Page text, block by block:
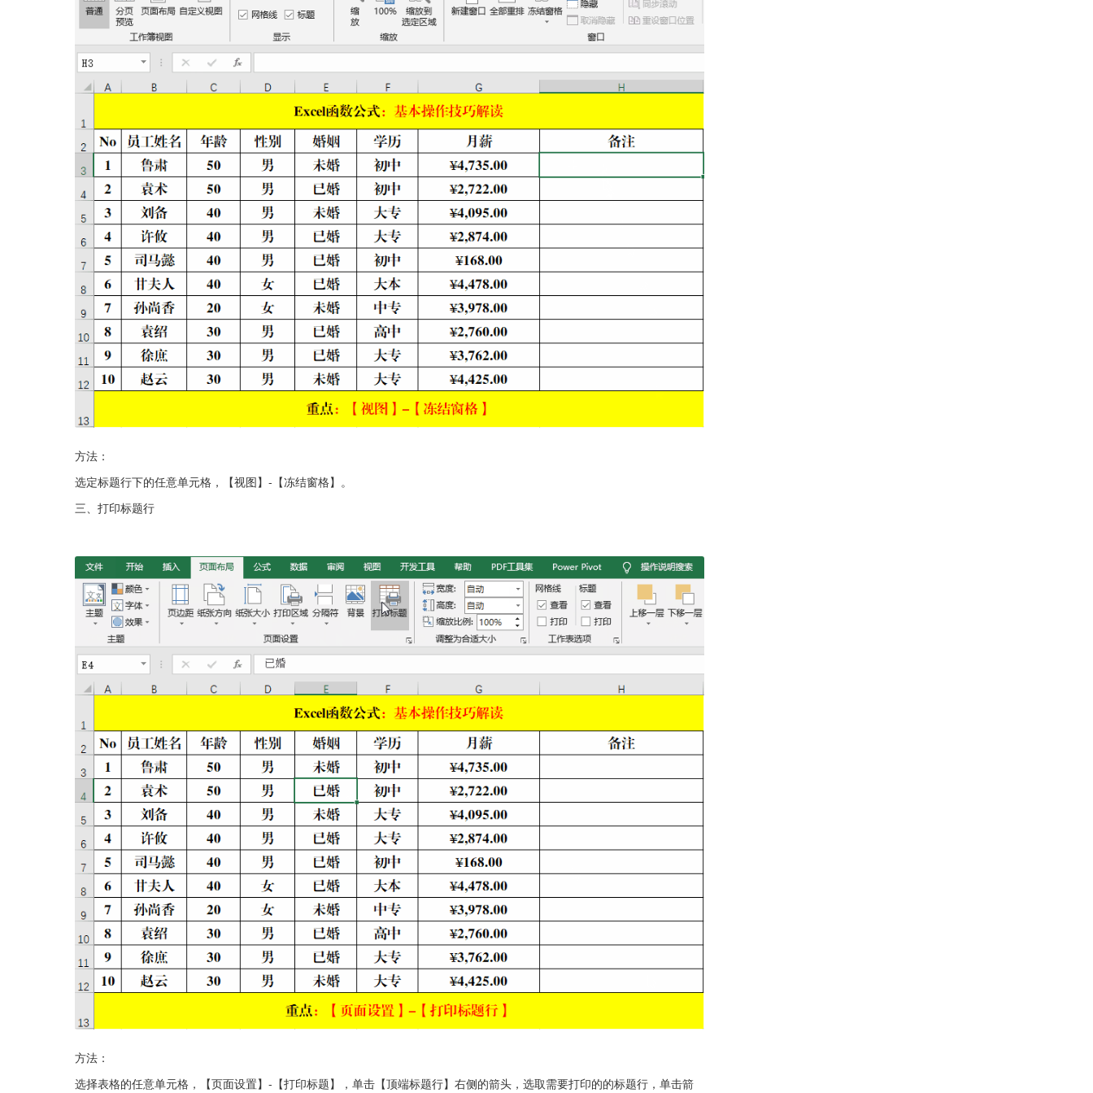
方法：
选定标题行下的任意单元格，【视图】-【冻结窗格】。
三、打印标题行
方法：
选择表格的任意单元格，【页面设置】-【打印标题】，单击【顶端标题行】右侧的箭头，选取需要打印的的标题行，单击箭